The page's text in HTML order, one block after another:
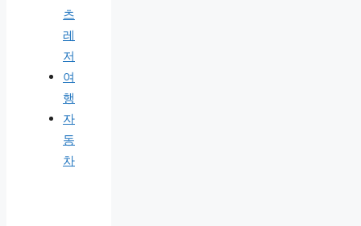
츠
레
저
여
행
자
동
차